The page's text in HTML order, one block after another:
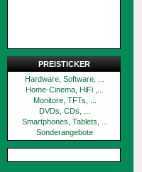
PREISTICKER
Hardware, Software, ...
Home-Cinema, HiFi ,...
Monitore, TFTs, ...
DVDs, CDs, ...
Smartphones, Tablets, ...
Sonderangebote